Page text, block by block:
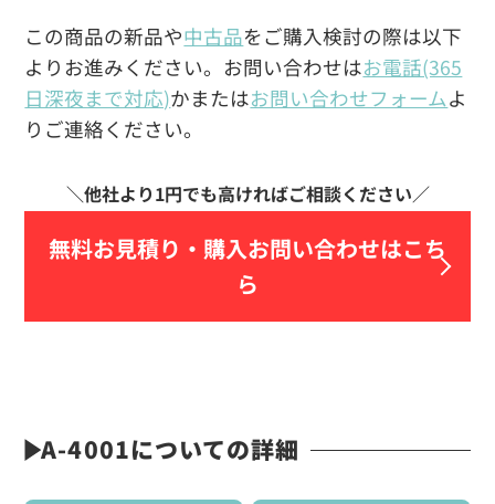
この商品の新品や中古品をご購入検討の際は以下
よりお進みください。お問い合わせはお電話(365
日深夜まで対応)かまたはお問い合わせフォームよ
りご連絡ください。
無料お見積り・ 購入お問い合わせはこち
ら
A-4001についての詳細